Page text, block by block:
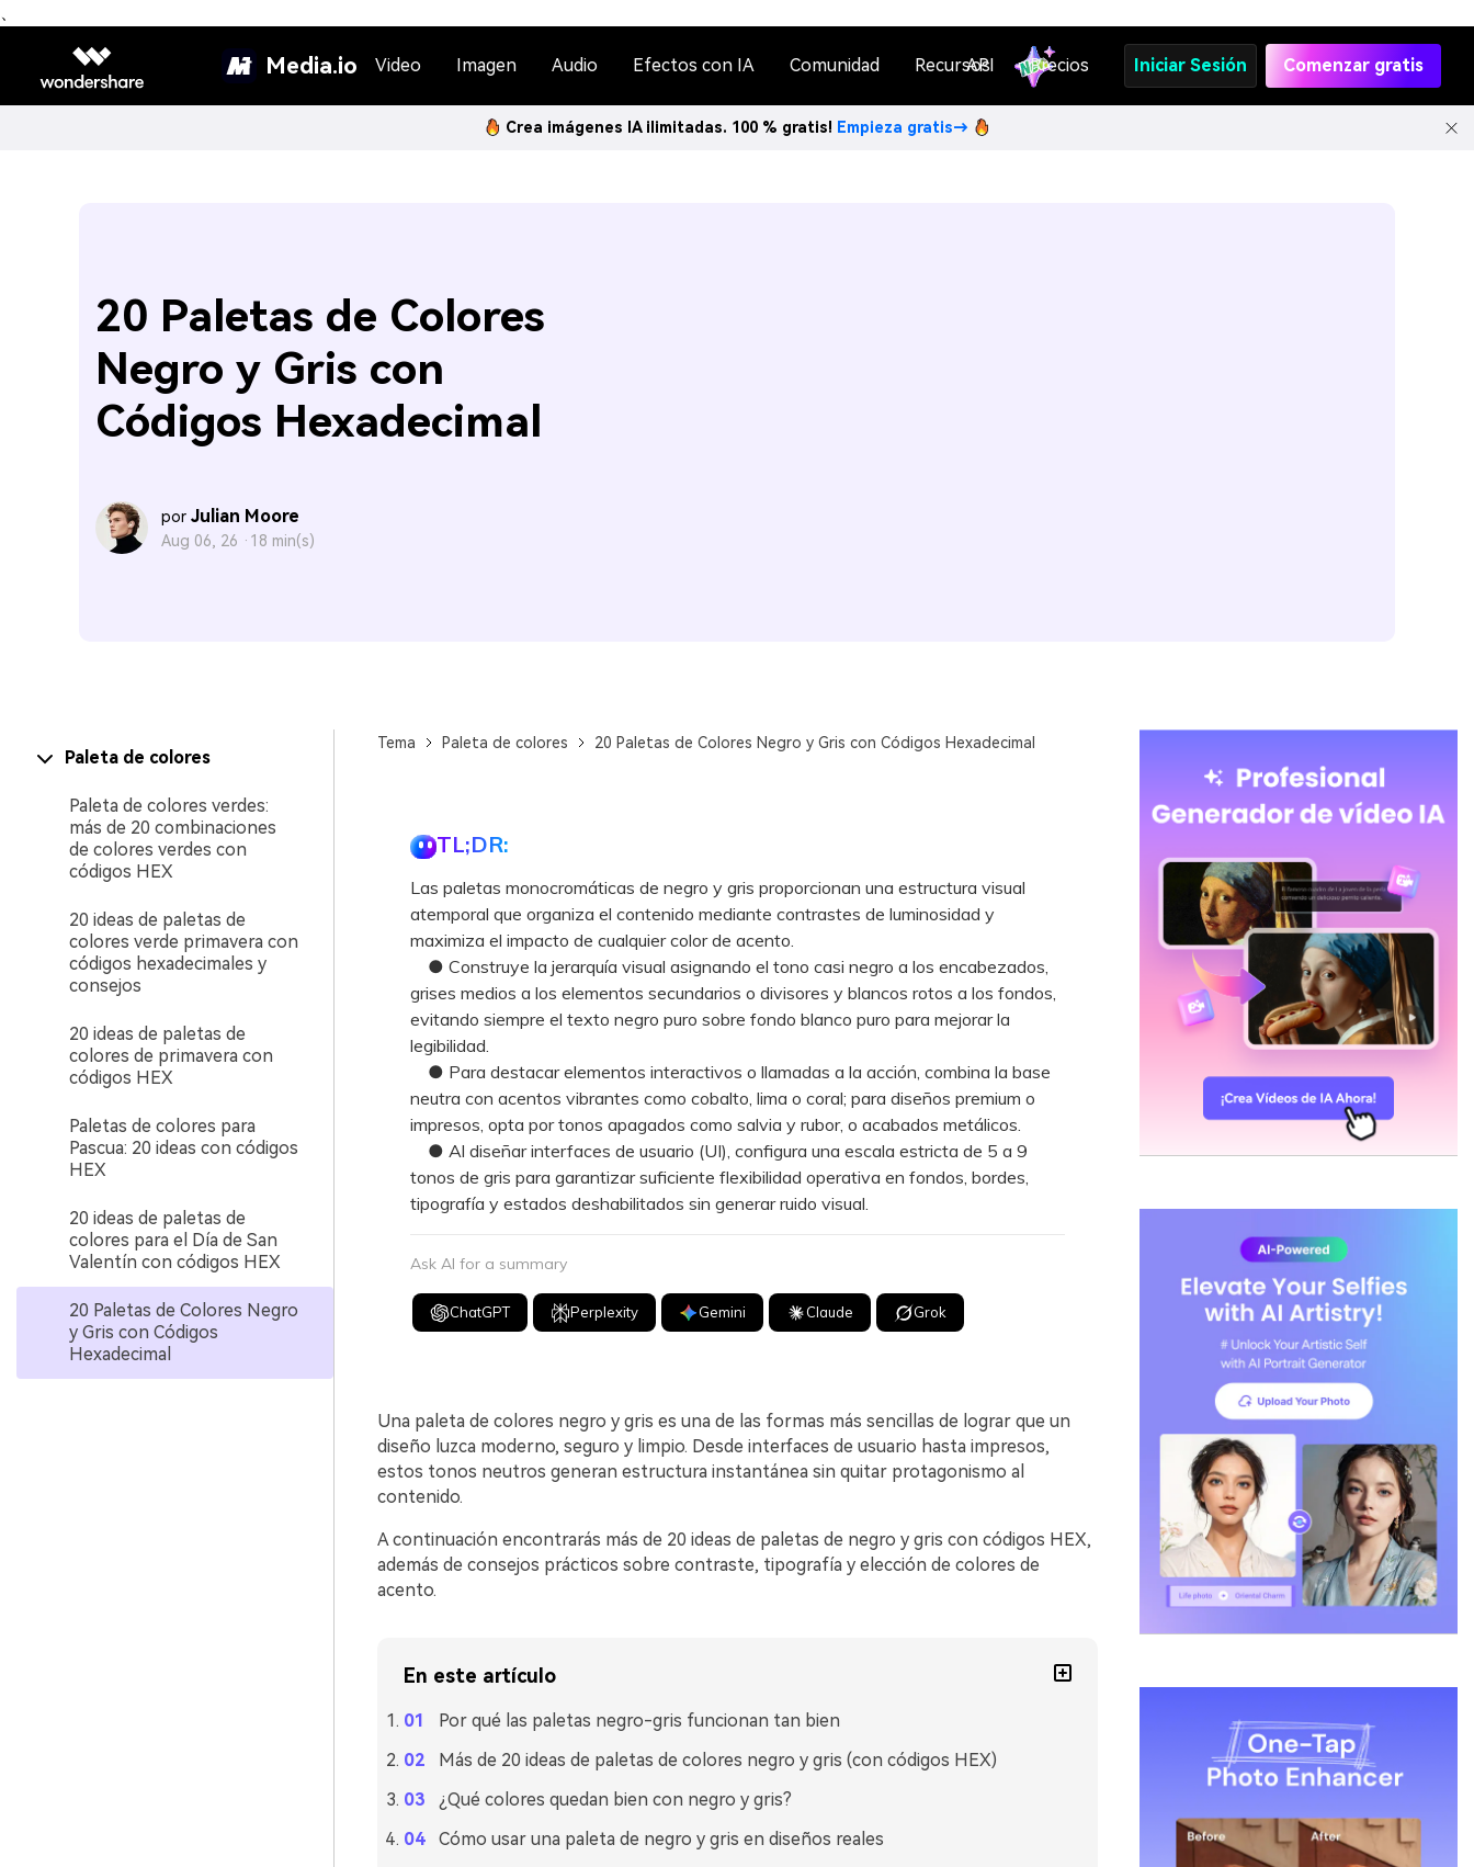
、
Media.io Video Imagen Audio Efectos con IA Comunidad Recursos
API Precios Iniciar Sesión Comenzar gratis
Crea imágenes IA ilimitadas. 100 % gratis! Empieza gratis→
20 Paletas de Colores
Negro y Gris con
Códigos Hexadecimal
por Julian Moore
Aug 06, 26 · 18 min(s)
Paleta de colores
Paleta de colores verdes:
más de 20 combinaciones
de colores verdes con
códigos HEX
20 ideas de paletas de
colores verde primavera con
códigos hexadecimales y
consejos
20 ideas de paletas de
colores de primavera con
códigos HEX
Paletas de colores para
Pascua: 20 ideas con códigos
HEX
20 ideas de paletas de
colores para el Día de San
Valentín con códigos HEX
20 Paletas de Colores Negro
y Gris con Códigos
Hexadecimal
Tema Paleta de colores 20 Paletas de Colores Negro y Gris con Códigos Hexadecimal
TL;DR:
Las paletas monocromáticas de negro y gris proporcionan una estructura visual
atemporal que organiza el contenido mediante contrastes de luminosidad y
maximiza el impacto de cualquier color de acento.
● Construye la jerarquía visual asignando el tono casi negro a los encabezados,
grises medios a los elementos secundarios o divisores y blancos rotos a los fondos,
evitando siempre el texto negro puro sobre fondo blanco puro para mejorar la
legibilidad.
● Para destacar elementos interactivos o llamadas a la acción, combina la base
neutra con acentos vibrantes como cobalto, lima o coral; para diseños premium o
impresos, opta por tonos apagados como salvia y rubor, o acabados metálicos.
● Al diseñar interfaces de usuario (UI), configura una escala estricta de 5 a 9
tonos de gris para garantizar suficiente flexibilidad operativa en fondos, bordes,
tipografía y estados deshabilitados sin generar ruido visual.
Ask AI for a summary
ChatGPT Perplexity Gemini Claude Grok
Una paleta de colores negro y gris es una de las formas más sencillas de lograr que un
diseño luzca moderno, seguro y limpio. Desde interfaces de usuario hasta impresos,
estos tonos neutros generan estructura instantánea sin quitar protagonismo al
contenido.
A continuación encontrarás más de 20 ideas de paletas de negro y gris con códigos HEX,
además de consejos prácticos sobre contraste, tipografía y elección de colores de
acento.
En este artículo
Por qué las paletas negro-gris funcionan tan bien
Más de 20 ideas de paletas de colores negro y gris (con códigos HEX)
¿Qué colores quedan bien con negro y gris?
Cómo usar una paleta de negro y gris en diseños reales